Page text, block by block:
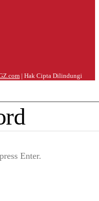
| Hak Cipta Dilindungi
Enter.